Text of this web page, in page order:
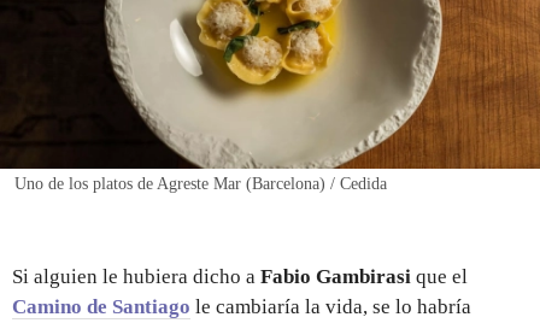
Uno de los platos de Agreste Mar (Barcelona) / Cedida
Si alguien le hubiera dicho a Fabio Gambirasi que el
Camino de Santiago le cambiaría la vida, se lo habría